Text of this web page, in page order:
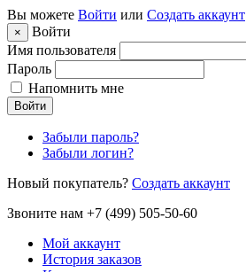
Вы можете Войти или Создать аккаунт
×
Войти
Имя пользователя
Пароль
Напомнить мне
Войти
Забыли пароль?
Забыли логин?
Новый покупатель? Создать аккаунт
Звоните нам +7 (499) 505-50-60
Мой аккаунт
История заказов